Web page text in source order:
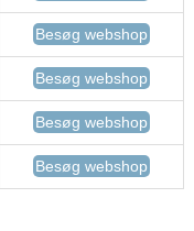
Besøg webshop
Besøg webshop
Besøg webshop
Besøg webshop